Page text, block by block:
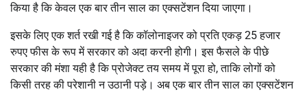
किया है कि केवल एक बार तीन साल का एक्सटेंशन दिया जाएगा।
इसके लिए एक शर्त रखी गई है कि कॉलोनाइजर को प्रति एकड़ 25 हजार
रुपए फीस के रूप में सरकार को अदा करनी होगी। इस फैसले के पीछे
सरकार की मंशा यही है कि प्रोजेक्ट तय समय में पूरा हो, ताकि लोगों को
किसी तरह की परेशानी न उठानी पड़े। अब एक बार तीन साल का एक्सटेंशन